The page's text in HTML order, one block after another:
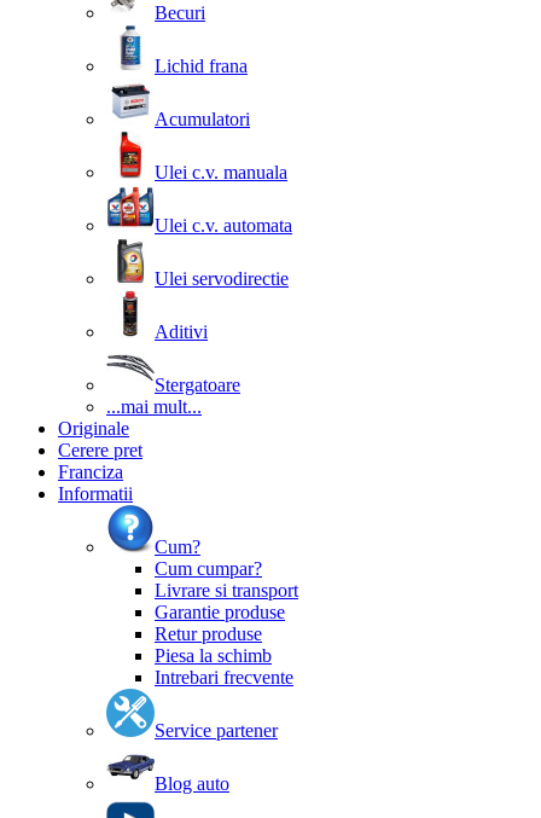
Becuri
Lichid frana
Acumulatori
Ulei c.v. manuala
Ulei c.v. automata
Ulei servodirectie
Aditivi
Stergatoare
...mai mult...
Originale
Cerere pret
Franciza
Informatii
Cum?
Cum cumpar?
Livrare si transport
Garantie produse
Retur produse
Piesa la schimb
Intrebari frecvente
Service partener
Blog auto